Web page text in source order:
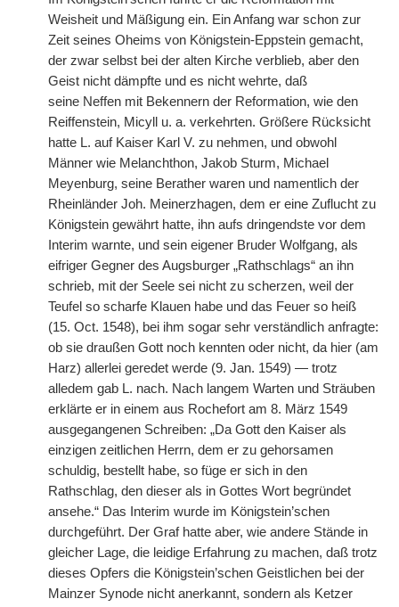
Weisheit und Mäßigung ein. Ein Anfang war schon zur
Zeit seines Oheims von Königstein-Eppstein gemacht,
der zwar selbst bei der alten Kirche verblieb, aber den
Geist nicht dämpfte und es nicht wehrte, daß
seine Neffen mit Bekennern der Reformation, wie den
Reiffenstein, Micyll u. a. verkehrten. Größere Rücksicht
hatte L. auf Kaiser Karl V. zu nehmen, und obwohl
Männer wie Melanchthon, Jakob Sturm, Michael
Meyenburg, seine Berather waren und namentlich der
Rheinländer Joh. Meinerzhagen, dem er eine Zuflucht zu
Königstein gewährt hatte, ihn aufs dringendste vor dem
Interim warnte, und sein eigener Bruder Wolfgang, als
eifriger Gegner des Augsburger „Rathschlags“ an ihn
schrieb, mit der Seele sei nicht zu scherzen, weil der
Teufel so scharfe Klauen habe und das Feuer so heiß
(15. Oct. 1548), bei ihm sogar sehr verständlich anfragte:
ob sie draußen Gott noch kennten oder nicht, da hier (am
Harz) allerlei geredet werde (9. Jan. 1549) — trotz
alledem gab L. nach. Nach langem Warten und Sträuben
erklärte er in einem aus Rochefort am 8. März 1549
ausgegangenen Schreiben: „Da Gott den Kaiser als
einzigen zeitlichen Herrn, dem er zu gehorsamen
schuldig, bestellt habe, so füge er sich in den
Rathschlag, den dieser als in Gottes Wort begründet
ansehe.“ Das Interim wurde im Königstein’schen
durchgeführt. Der Graf hatte aber, wie andere Stände in
gleicher Lage, die leidige Erfahrung zu machen, daß trotz
dieses Opfers die Königstein’schen Geistlichen bei der
Mainzer Synode nicht anerkannt, sondern als Ketzer